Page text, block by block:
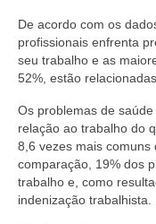
De acordo com os
profissionais enfrenta
seu trabalho e as
52%, estão
Os problemas de
relação ao trabalho do
8,6 vezes mais comuns
comparação, 19% dos
trabalho e, como
indenização trabalhista.